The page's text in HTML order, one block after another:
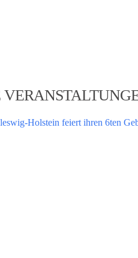
Holstein feiert ihren 6ten